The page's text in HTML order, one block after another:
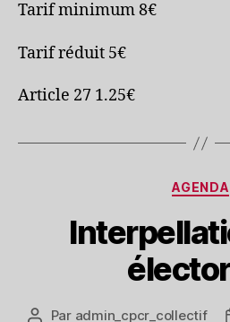
Tarif minimum 8€
Tarif réduit 5€
Article 27 1.25€
AGENDA
Auteur
Par admin_cpcr_collectif